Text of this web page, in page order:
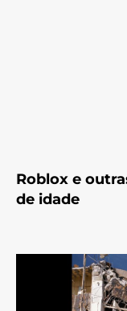
Roblox e
de idade